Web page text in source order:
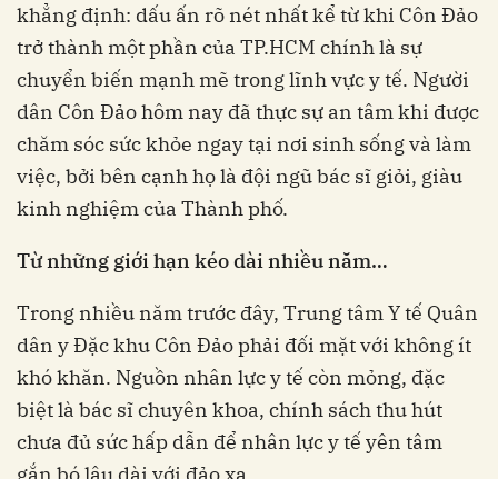
khẳng định: dấu ấn rõ nét nhất kể từ khi Côn Đảo
trở thành một phần của TP.HCM chính là sự
chuyển biến mạnh mẽ trong lĩnh vực y tế. Người
dân Côn Đảo hôm nay đã thực sự an tâm khi được
chăm sóc sức khỏe ngay tại nơi sinh sống và làm
việc, bởi bên cạnh họ là đội ngũ bác sĩ giỏi, giàu
kinh nghiệm của Thành phố.
Từ những giới hạn kéo dài nhiều năm…
Trong nhiều năm trước đây, Trung tâm Y tế Quân
dân y Đặc khu Côn Đảo phải đối mặt với không ít
khó khăn. Nguồn nhân lực y tế còn mỏng, đặc
biệt là bác sĩ chuyên khoa, chính sách thu hút
chưa đủ sức hấp dẫn để nhân lực y tế yên tâm
gắn bó lâu dài với đảo xa.